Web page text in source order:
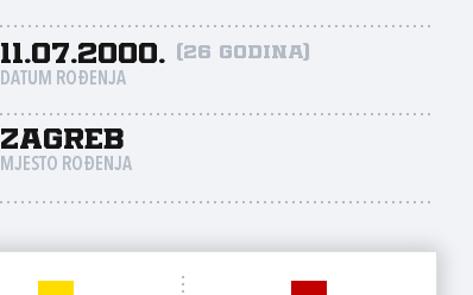
11.07.2000. (26 godina)
DATUM ROĐENJA
Zagreb
MJESTO ROĐENJA